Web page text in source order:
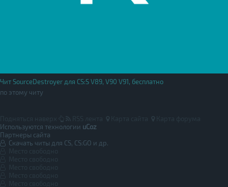
Чит SourceDestroyer для CS:S V89, V90 V91, бесплатно
по этому читу
Используются технологии uCoz
Партнеры сайта
Скачать читы для CS, CS:GO и др.